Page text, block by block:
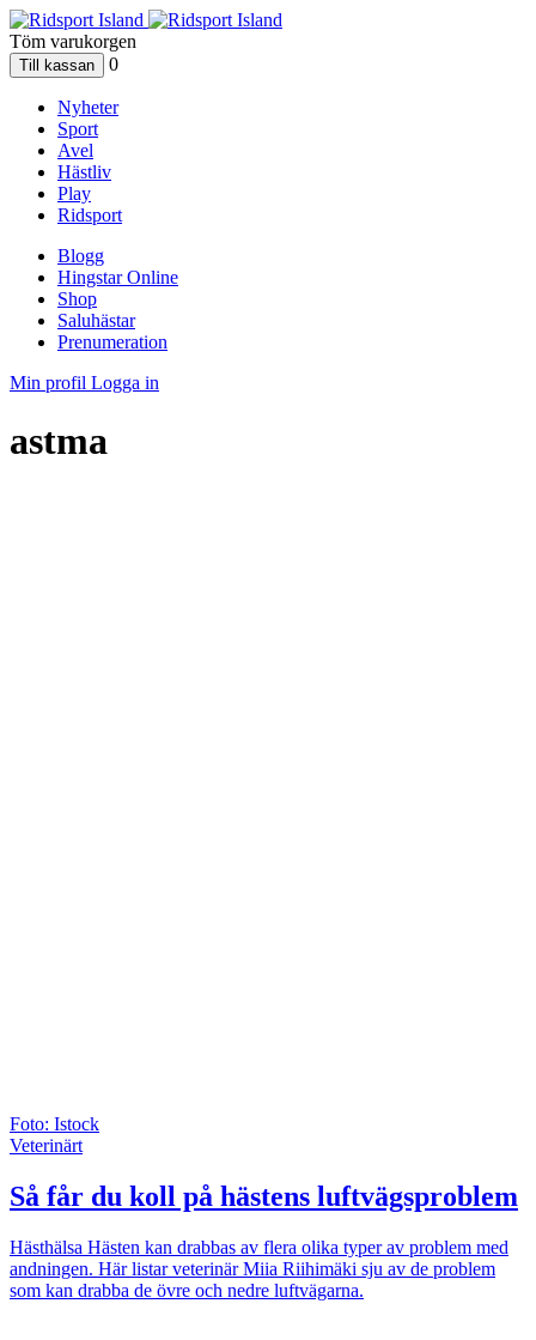
Töm varukorgen
0
Nyheter
Sport
Avel
Hästliv
Play
Ridsport
Blogg
Hingstar Online
Shop
Saluhästar
Prenumeration
Min profil Logga in
astma
Foto: Istock
Veterinärt
Så får du koll på hästens luftvägsproblem
Hästhälsa Hästen kan drabbas av flera olika typer av problem med
andningen. Här listar veterinär Miia Riihimäki sju av de problem
som kan drabba de övre och nedre luftvägarna.